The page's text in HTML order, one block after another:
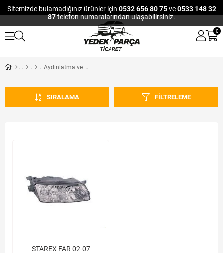
Sitemizde bulamadığınız ürünler için 0532 656 80 75ve0533 148 32
87telefon numaralarından ulaşabilirsiniz.
0
Aydınlatma ve Elektrik
FILTRELEME
SIRALAMA
STAREX FAR 02-07